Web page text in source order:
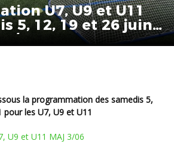
U7, U9 et U11
5, 12, 19 et 26 juin
06
les U7, U9 et U11
U9 et U11 MAJ 3/06